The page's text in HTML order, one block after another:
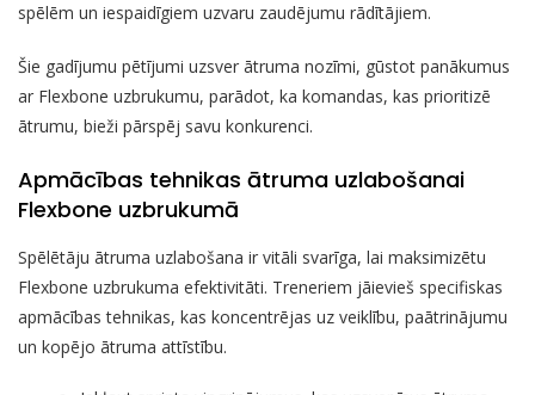
spēlēm un iespaidīgiem uzvaru zaudējumu rādītājiem.
Šie gadījumu pētījumi uzsver ātruma nozīmi, gūstot panākumus
ar Flexbone uzbrukumu, parādot, ka komandas, kas prioritizē
ātrumu, bieži pārspēj savu konkurenci.
Apmācības tehnikas ātruma uzlabošanai
Flexbone uzbrukumā
Spēlētāju ātruma uzlabošana ir vitāli svarīga, lai maksimizētu
Flexbone uzbrukuma efektivitāti. Treneriem jāievieš specifiskas
apmācības tehnikas, kas koncentrējas uz veiklību, paātrinājumu
un kopējo ātruma attīstību.